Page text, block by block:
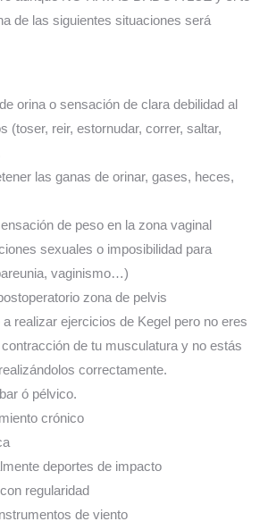
de las siguientes situaciones será
orina o sensación de clara debilidad al
(toser, reir, estornudar, correr, saltar,
las ganas de orinar, gases, heces,
de peso en la zona vaginal
sexuales o imposibilidad para
vaginismo…)
zona de pelvis
realizar ejercicios de Kegel pero no eres
de tu musculatura y no estás
correctamente.
ó pélvico.
crónico
deportes de impacto
regularidad
de viento